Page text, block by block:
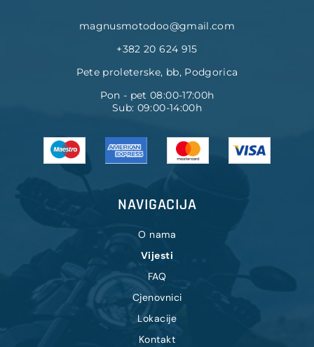
NAVIGACIJA
O nama
Vijesti
FAQ
Cjenovnici
Lokacije
Kontakt
magnusmotodoo@gmail.com
+382 20 624 915
Pete proleterske, bb, Podgorica
Pon - pet 08:00-17:00h
Sub: 09:00-14:00h